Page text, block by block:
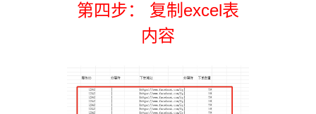
第四步： 复制excel表
内容